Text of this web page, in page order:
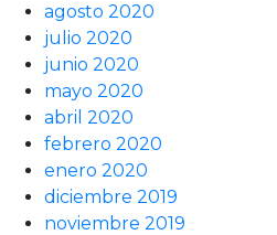
agosto 2020
julio 2020
junio 2020
mayo 2020
abril 2020
febrero 2020
enero 2020
diciembre 2019
noviembre 2019